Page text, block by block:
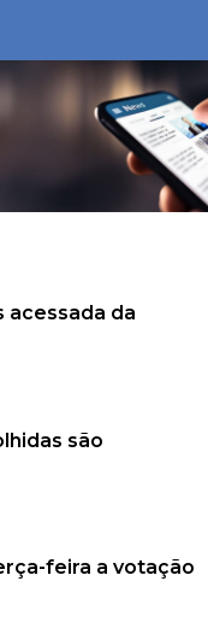
são
acessada da
feira a votação